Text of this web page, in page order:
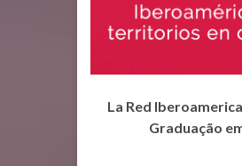
La Red
Graduação